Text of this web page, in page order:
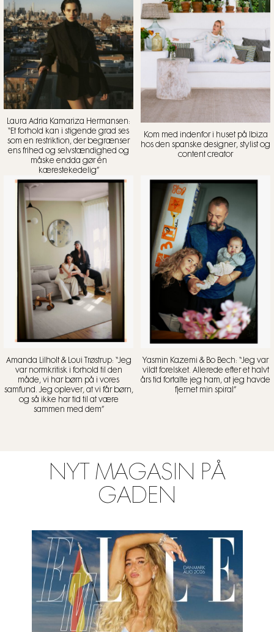
Laura Adria Kamariza Hermansen:
“Et forhold kan i stigende grad ses
som en restriktion, der begrænser
ens frihed og selvstændighed og
måske endda gør én
kærestekedelig”
Kom med indenfor i huset på Ibiza
hos den spanske designer, stylist og
content creator
Amanda Lilholt & Loui Trøstrup: “Jeg
var normkritisk i forhold til den
måde, vi har børn på i vores
samfund. Jeg oplever, at vi får børn,
og så ikke har tid til at være
sammen med dem”
Yasmin Kazemi & Bo Bech: “Jeg var
vildt forelsket. Allerede efter et halvt
års tid fortalte jeg ham, at jeg havde
fjernet min spiral”
NYT MAGASIN PÅ
GADEN